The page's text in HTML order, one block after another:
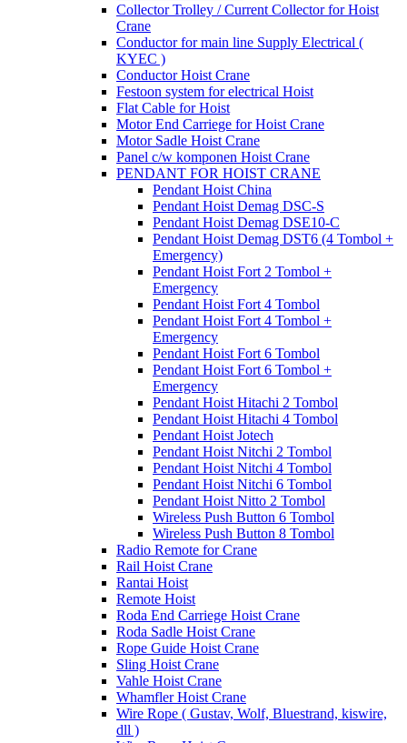
Collector Trolley / Current Collector for Hoist
Crane
Conductor for main line Supply Electrical (
KYEC )
Conductor Hoist Crane
Festoon system for electrical Hoist
Flat Cable for Hoist
Motor End Carriege for Hoist Crane
Motor Sadle Hoist Crane
Panel c/w komponen Hoist Crane
PENDANT FOR HOIST CRANE
Pendant Hoist China
Pendant Hoist Demag DSC-S
Pendant Hoist Demag DSE10-C
Pendant Hoist Demag DST6 (4 Tombol +
Emergency)
Pendant Hoist Fort 2 Tombol +
Emergency
Pendant Hoist Fort 4 Tombol
Pendant Hoist Fort 4 Tombol +
Emergency
Pendant Hoist Fort 6 Tombol
Pendant Hoist Fort 6 Tombol +
Emergency
Pendant Hoist Hitachi 2 Tombol
Pendant Hoist Hitachi 4 Tombol
Pendant Hoist Jotech
Pendant Hoist Nitchi 2 Tombol
Pendant Hoist Nitchi 4 Tombol
Pendant Hoist Nitchi 6 Tombol
Pendant Hoist Nitto 2 Tombol
Wireless Push Button 6 Tombol
Wireless Push Button 8 Tombol
Radio Remote for Crane
Rail Hoist Crane
Rantai Hoist
Remote Hoist
Roda End Carriege Hoist Crane
Roda Sadle Hoist Crane
Rope Guide Hoist Crane
Sling Hoist Crane
Vahle Hoist Crane
Whamfler Hoist Crane
Wire Rope ( Gustav, Wolf, Bluestrand, kiswire,
dll )